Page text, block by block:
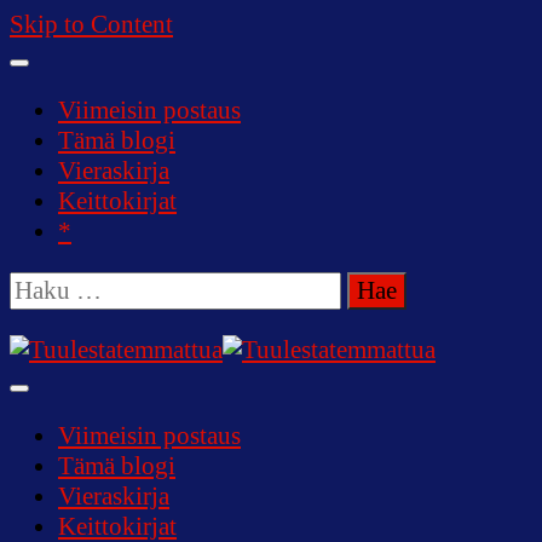
Skip to Content
Viimeisin postaus
Tämä blogi
Vieraskirja
Keittokirjat
*
Haku:
Tuulestatemmattua
Viimeisin postaus
Tämä blogi
Vieraskirja
Keittokirjat